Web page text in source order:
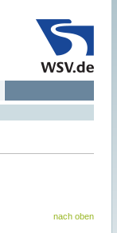
nach oben